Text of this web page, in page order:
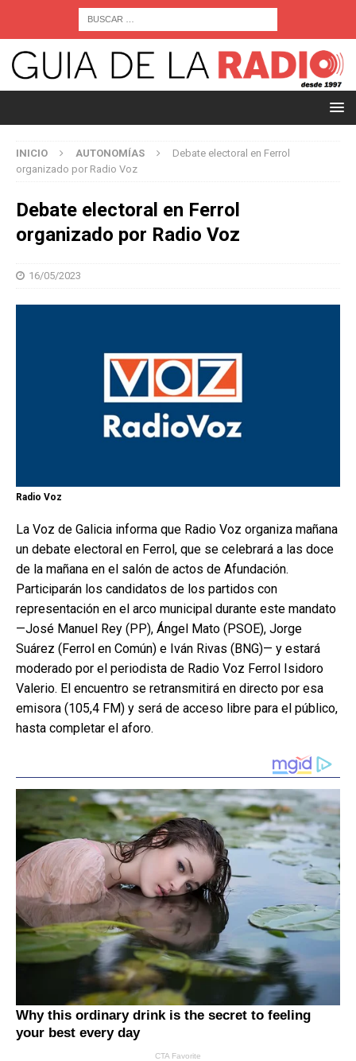
INICIO AUTONOMÍAS
Debate electoral en Ferrol
organizado por Radio Voz
Debate electoral en Ferrol
organizado por Radio Voz
16/05/2023
Radio Voz
La Voz de Galicia informa que Radio Voz organiza mañana
un debate electoral en Ferrol, que se celebrará a las doce
de la mañana en el salón de actos de Afundación.
Participarán los candidatos de los partidos con
representación en el arco municipal durante este mandato
—José Manuel Rey (PP), Ángel Mato (PSOE), Jorge
Suárez (Ferrol en Común) e Iván Rivas (BNG)— y estará
moderado por el periodista de Radio Voz Ferrol Isidoro
Valerio. El encuentro se retransmitirá en directo por esa
emisora (105,4 FM) y será de acceso libre para el público,
hasta completar el aforo.